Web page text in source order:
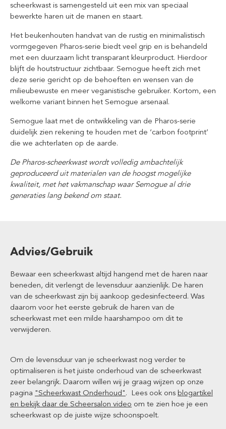
scheerkwast is samengesteld uit een mix van speciaal
bewerkte haren uit de manen en staart.
Het beukenhouten handvat van de rustig en minimalistisch
vormgegeven Pharos-serie biedt veel grip en is behandeld
met een duurzaam licht transparant kleurproduct. Hierdoor
blijft de houtstructuur zichtbaar. Semogue heeft zich met
deze serie gericht op de behoeften en wensen van de
milieubewuste en meer veganistische gebruiker. Kortom, een
welkome variant binnen het Semogue arsenaal.
Semogue laat met de ontwikkeling van de Pharos-serie
duidelijk zien rekening te houden met de ‘carbon footprint’
die we achterlaten op de aarde.
De Pharos-scheerkwast wordt volledig ambachtelijk
geproduceerd uit materialen van de hoogst mogelijke
kwaliteit, met het vakmanschap waar Semogue al drie
generaties lang bekend om staat.
Advies/Gebruik
Bewaar een scheerkwast altijd hangend met de haren naar
beneden, dit verlengt de levensduur aanzienlijk. De haren
van de scheerkwast zijn bij aankoop gedesinfecteerd. Was
daarom voor het eerste gebruik de haren van de
scheerkwast met een milde haarshampoo om dit te
verwijderen.
Om de levensduur van je scheerkwast nog verder te
optimaliseren is het juiste onderhoud van de scheerkwast
zeer belangrijk. Daarom willen wij je graag wijzen op onze
pagina "Scheerkwast Onderhoud". Lees ook ons blogartikel
en bekijk daar de Scheersalon video om te zien hoe je een
scheerkwast op de juiste wijze schoonspoelt.